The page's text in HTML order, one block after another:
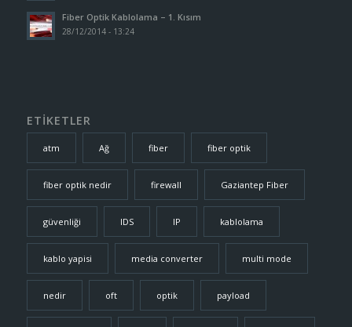
Fiber Optik Kablolama – 1. Kısım
28/12/2014 - 13:24
ETİKETLER
atm Ağ fiber fiber optik
fiber optik nedir firewall Gaziantep Fiber
güvenliği IDS IP kablolama
kablo yapisi media converter multi mode
nedir oft optik payload